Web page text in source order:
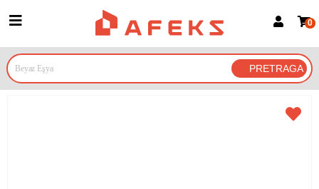
Prijava za članove
Prijavite se Google nalogom
0